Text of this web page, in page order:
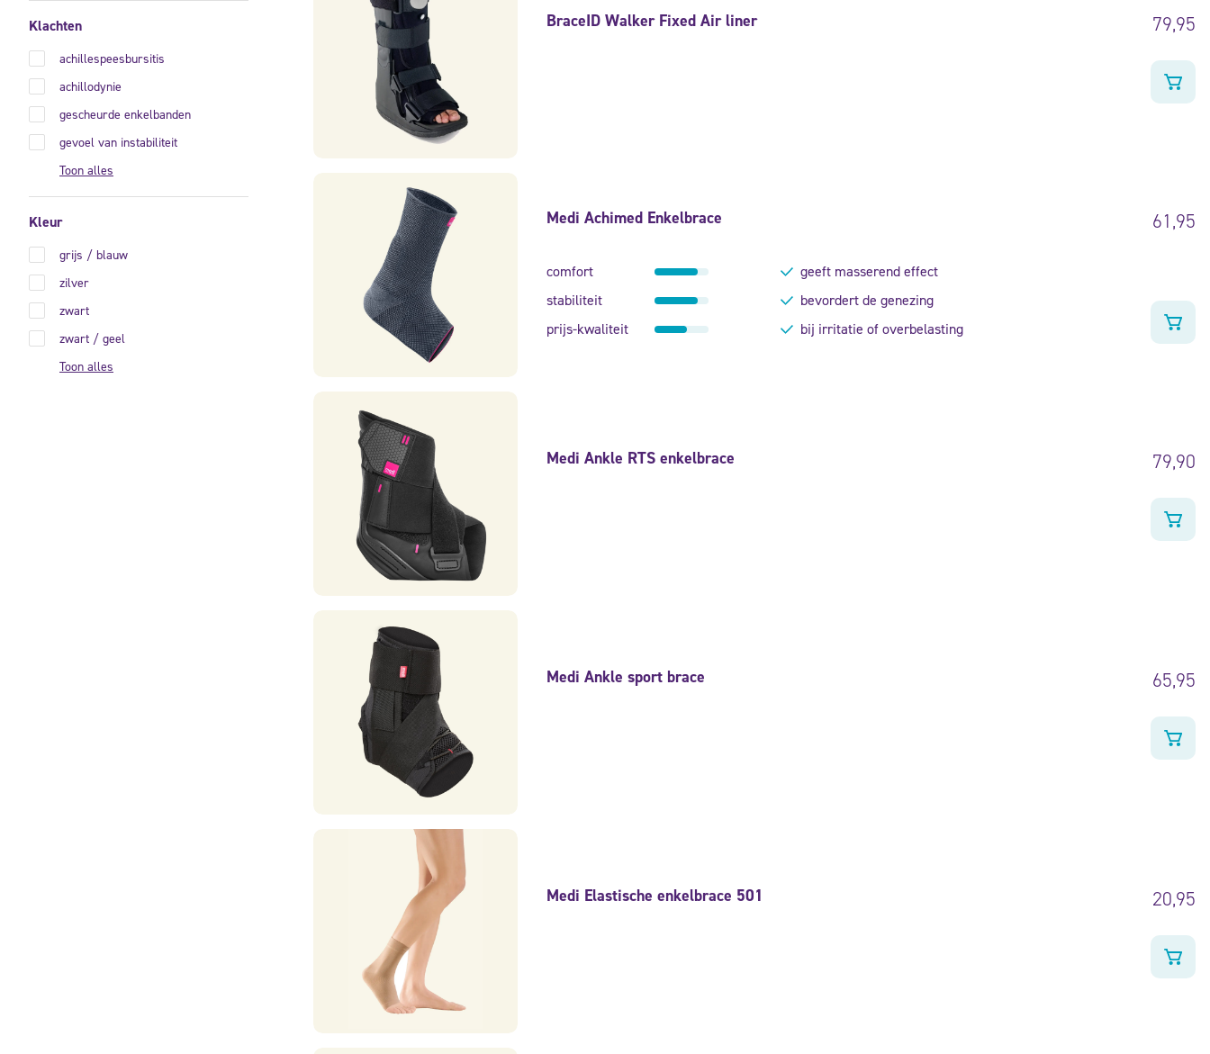
BraceID Walker Fixed Air liner 79,95
Medi Achimed Enkelbrace 61,95
comfort
stabiliteit
prijs-kwaliteit
geeft masserend effect
bevordert de genezing
bij irritatie of overbelasting
Medi Ankle RTS enkelbrace 79,90
Medi Ankle sport brace 65,95
Medi Elastische enkelbrace 501 20,95
Klachten
achillespeesbursitis
achillodynie
gescheurde enkelbanden
gevoel van instabiliteit
Toon alles
Kleur
grijs / blauw
zilver
zwart
zwart / geel
Toon alles